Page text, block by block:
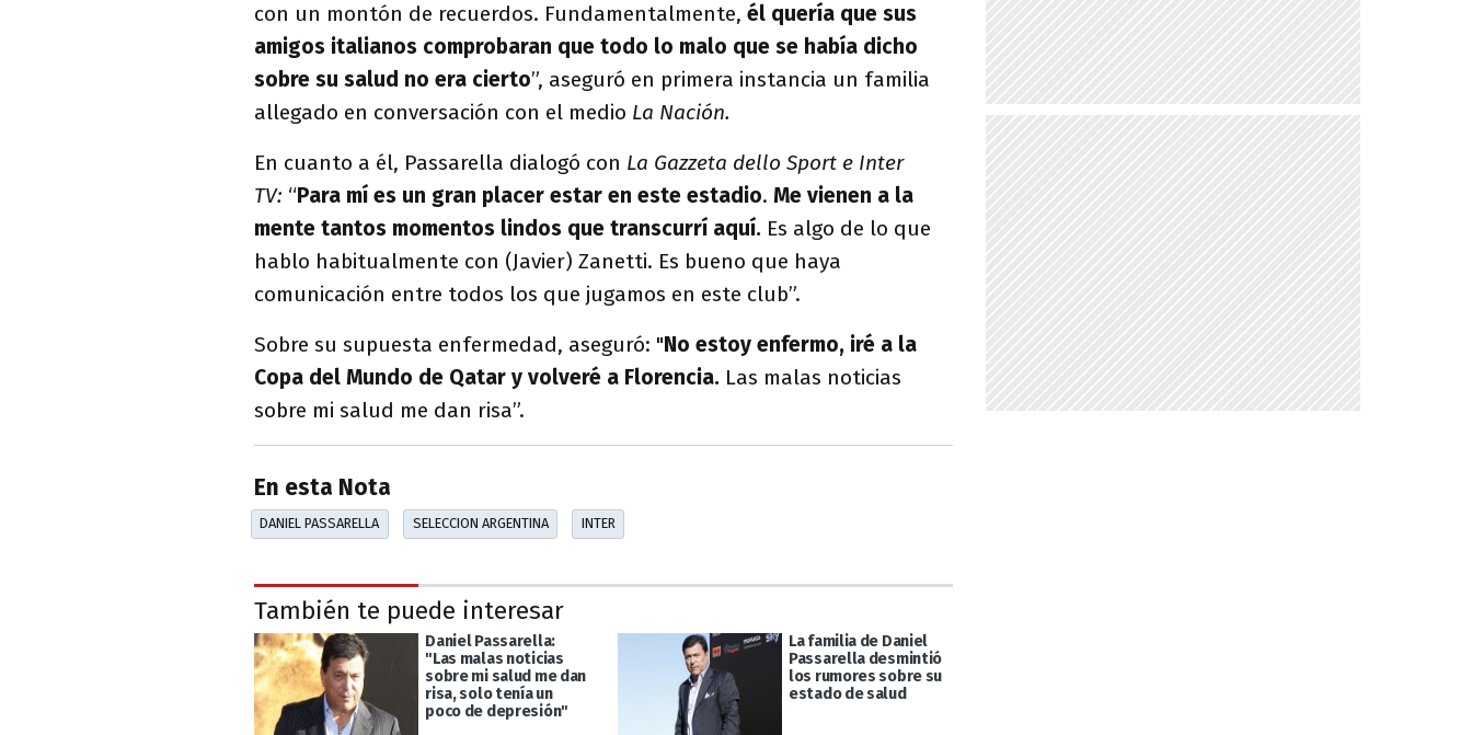
con un montón de recuerdos. Fundamentalmente, él quería que sus
amigos italianos comprobaran que todo lo malo que se había dicho
sobre su salud no era cierto”, aseguró en primera instancia un familia
allegado en conversación con el medio La Nación.
En cuanto a él, Passarella dialogó con La Gazzeta dello Sport e Inter
TV: “Para mí es un gran placer estar en este estadio. Me vienen a la
mente tantos momentos lindos que transcurrí aquí. Es algo de lo que
hablo habitualmente con (Javier) Zanetti. Es bueno que haya
comunicación entre todos los que jugamos en este club”.
Sobre su supuesta enfermedad, aseguró: "No estoy enfermo, iré a la
Copa del Mundo de Qatar y volveré a Florencia. Las malas noticias
sobre mi salud me dan risa”.
En esta Nota
DANIEL PASSARELLA SELECCION ARGENTINA INTER
También te puede interesar
Daniel Passarella:
"Las malas noticias
sobre mi salud me dan
risa, solo tenía un
poco de depresión"
La familia de Daniel
Passarella desmintió
los rumores sobre su
estado de salud